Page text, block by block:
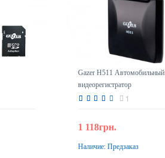
Gazer H511 Автомобильный
видеорегистратор
1
1 118грн.
Предзаказ
Наличие: Предзаказ